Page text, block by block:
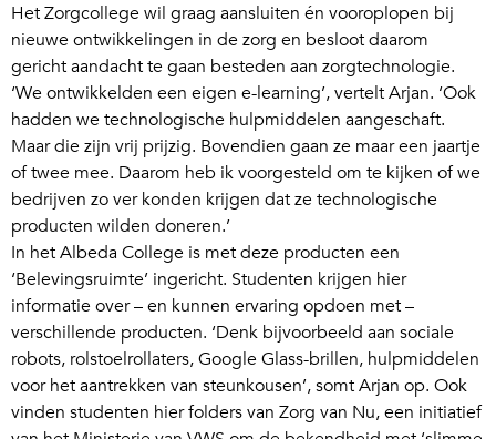
Het Zorgcollege wil graag aansluiten én vooroplopen bij
nieuwe ontwikkelingen in de zorg en besloot daarom
gericht aandacht te gaan besteden aan zorgtechnologie.
‘We ontwikkelden een eigen e-learning’, vertelt Arjan. ‘Ook
hadden we technologische hulpmiddelen aangeschaft.
Maar die zijn vrij prijzig. Bovendien gaan ze maar een jaartje
of twee mee. Daarom heb ik voorgesteld om te kijken of we
bedrijven zo ver konden krijgen dat ze technologische
producten wilden doneren.’
In het Albeda College is met deze producten een
‘Belevingsruimte’ ingericht. Studenten krijgen hier
informatie over – en kunnen ervaring opdoen met –
verschillende producten. ‘Denk bijvoorbeeld aan sociale
robots, rolstoelrollaters, Google Glass-brillen, hulpmiddelen
voor het aantrekken van steunkousen’, somt Arjan op. Ook
vinden studenten hier folders van Zorg van Nu, een initiatief